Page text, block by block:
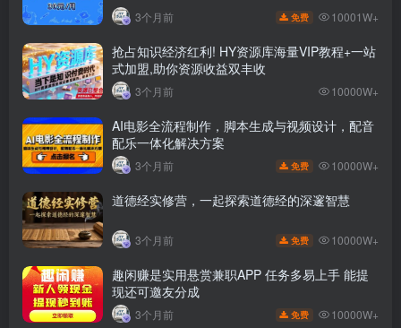
3个月前 免费 10001W+
抢占知识经济红利! HY资源库海量VIP教程+一站
式加盟,助你资源收益双丰收
3个月前 10000W+
AI电影全流程制作，脚本生成与视频设计，配音
配乐一体化解决方案
3个月前 免费 10000W+
道德经实修营，一起探索道德经的深邃智慧
3个月前 免费 10000W+
趣闲赚是实用悬赏兼职APP 任务多易上手 能提
现还可邀友分成
3个月前 免费 10000W+